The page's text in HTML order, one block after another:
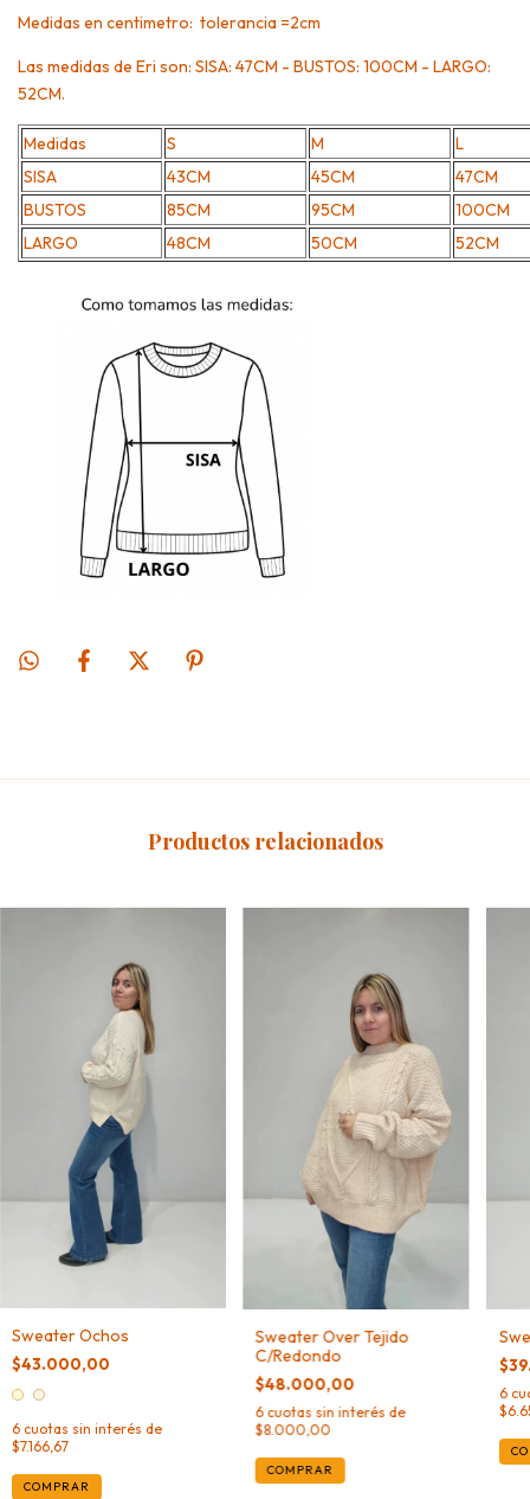
Medidas en centimetro: tolerancia =2cm
Las medidas de Eri son: SISA: 47CM - BUSTOS: 100CM - LARGO:
52CM.
Medidas S M
L
SISA
43CM 45CM
47CM
BUSTOS
85CM 95CM
100CM
LARGO
48CM 50CM 52CM
Productos relacionados
Sweater Ochos
$43.000,00
6 cuotas sin interés de
$7.166,67
COMPRAR
Sweater Over Tejido
C/Redondo
$48.000,00
6 cuotas sin interés de
$8.000,00
COMPRAR
6